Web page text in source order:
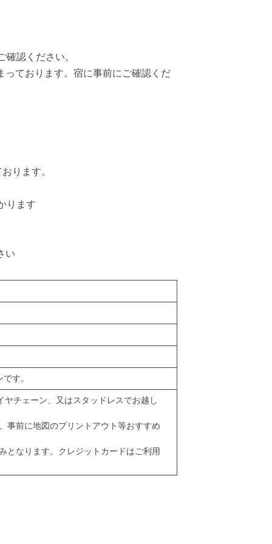
確認ください。
っております。宿に事前にご確認くだ
ります。
ります
い
す。
チェーン、又はスタッドレスでお越し
事前に地図のプリントアウト等おすすめ
となります。クレジットカードはご利用